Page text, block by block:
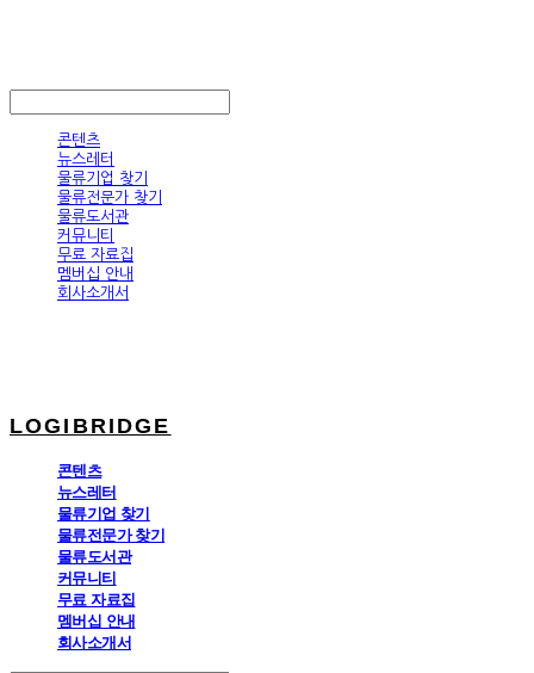
콘텐츠
뉴스레터
물류기업 찾기
물류전문가 찾기
물류도서관
커뮤니티
무료 자료집
멤버십 안내
회사소개서
LOGIBRIDGE
콘텐츠
뉴스레터
물류기업 찾기
물류전문가 찾기
물류도서관
커뮤니티
무료 자료집
멤버십 안내
회사소개서